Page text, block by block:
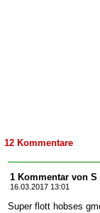
12 Kommentare
1 Kommentar von S
16.03.2017 13:01
Super flott hobses